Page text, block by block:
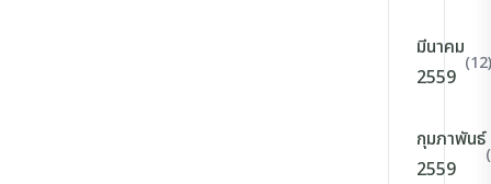
มีนาคม
2559
(12)
กุมภาพันธ์
2559